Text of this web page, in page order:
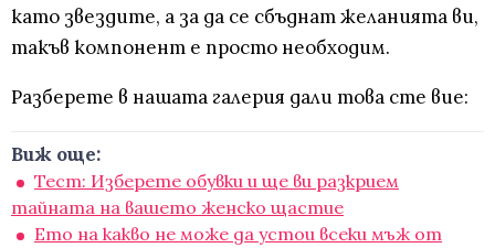
като звездите, а за да се сбъднат желанията ви,
такъв компонент е просто необходим.
Разберете в нашата галерия дали това сте вие:
Виж още:
Тест: Изберете обувки и ще ви разкрием
тайната на вашето женско щастие
Ето на какво не може да устои всеки мъж от